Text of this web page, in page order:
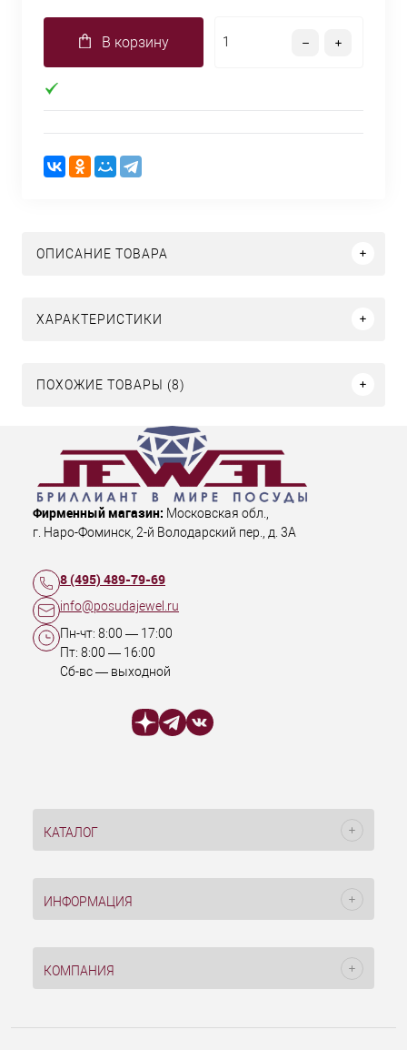
В корзину
ОПИСАНИЕ ТОВАРА
ХАРАКТЕРИСТИКИ
ПОХОЖИЕ ТОВАРЫ (8)
Фирменный магазин: Московская обл.,
г. Наро-Фоминск, 2-й Володарский пер., д. 3А
8 (495) 489-79-69
info@posudajewel.ru
Пн-чт: 8:00 — 17:00
Пт: 8:00 — 16:00
Сб-вс — выходной
КАТАЛОГ
ИНФОРМАЦИЯ
КОМПАНИЯ